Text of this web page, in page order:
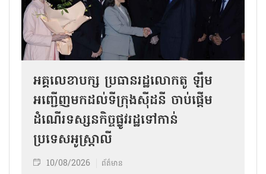
អគ្គលេខាបក្ស ប្រធានរដ្ឋលោកតូ ឡឹម
អញ្ជើញមកដល់ទីក្រុងស៊ីដនី ចាប់ផ្តើម
ដំណើរទស្សនកិច្ចផ្លូវរដ្ឋទៅកាន់
ប្រទេសអូស្ត្រាលី
10/08/2026 ព័ត៌មាន